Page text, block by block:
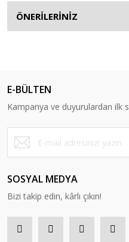
ÖNERİLERİNİZ
E-BÜLTEN
Kampanya ve duyurulardan ilk
SOSYAL MEDYA
Bizi takip edin, kârlı çıkın!